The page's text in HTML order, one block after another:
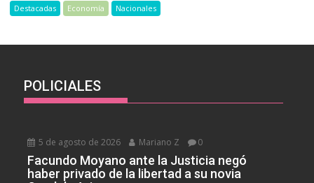
Destacadas Economía Nacionales
POLICIALES
5 de agosto de 2026 Mariano Z 0
Facundo Moyano ante la Justicia negó
haber privado de la libertad a su novia